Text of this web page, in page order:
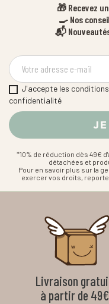
🎁 Recevez
🍳 Nos
📬
J'accepte les
confidentialité
*10% de réduction dès 49€
détachées et
Pour en savoir plus sur la
exercer vos droits,
Livraison
à partir de